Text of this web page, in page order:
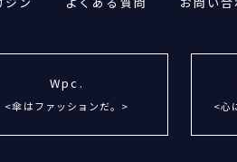
Wpc.
<傘はファッションだ。> <心